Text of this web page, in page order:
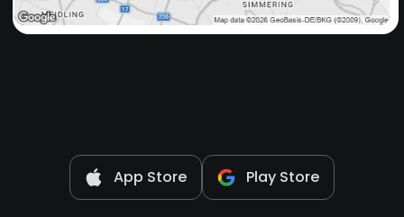
App Store Play Store